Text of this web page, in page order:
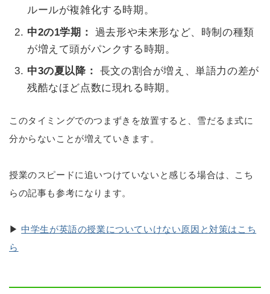
ルールが複雑化する時期。
中2の1学期：
過去形や未来形など、時制の種類
が増えて頭がパンクする時期。
中3の夏以降：
長文の割合が増え、単語力の差が
残酷なほど点数に現れる時期。
このタイミングでのつまずきを放置すると、雪だるま式に
分からないことが増えていきます。
授業のスピードに追いつけていないと感じる場合は、こち
らの記事も参考になります。
▶中学生が英語の授業についていけない原因と対策はこち
ら